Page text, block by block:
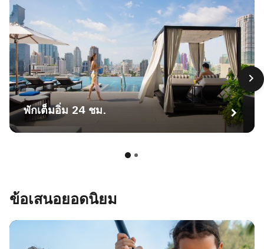
พักเต็มอิ่ม 24 ชม.
ข้อเสนอยอดนิยม